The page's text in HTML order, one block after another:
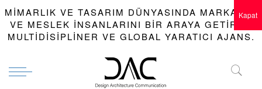
MIMARLIK VE TASARIM DÜNYASINDA MARKALAR
VE MESLEK INSANLARINI BIR ARAYA GETIREN
MULTIDISIPLINER VE GLOBAL YARATICI AJANS.
Kapat